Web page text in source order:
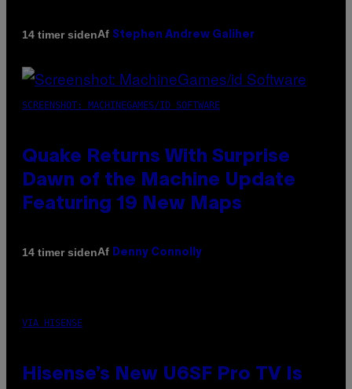
14 timer sidenAf Stephen Andrew Galiher
SCREENSHOT: MACHINEGAMES/ID SOFTWARE
Quake Returns With Surprise
Dawn of the Machine Update
Featuring 19 New Maps
14 timer sidenAf Denny Connolly
VIA HISENSE
Hisense’s New U6SF Pro TV Is